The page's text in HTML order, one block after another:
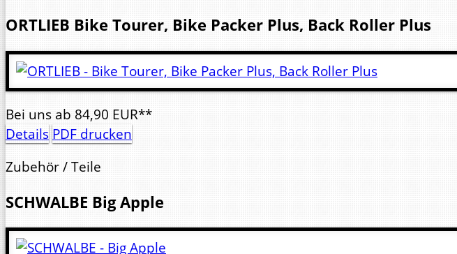
ORTLIEB Bike Tourer, Bike Packer Plus, Back Roller Plus
Bei unsab 84,90 EUR**
Details PDF drucken
Zubehör / Teile
SCHWALBE Big Apple